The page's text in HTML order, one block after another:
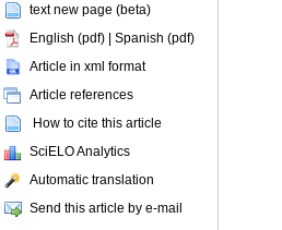
text new page (beta)
English (pdf) | Spanish (pdf)
Article in xml format
Article references
How to cite this article
SciELO Analytics
Automatic translation
Send this article by e-mail